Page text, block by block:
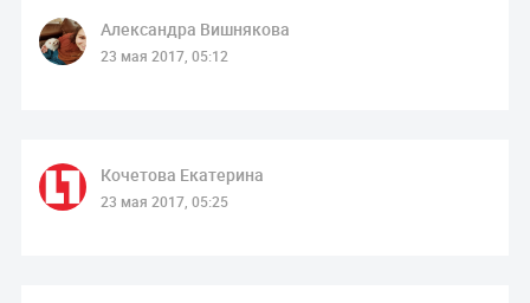
Александра Вишнякова
23 мая 2017, 05:12
Кочетова Екатерина
23 мая 2017, 05:25